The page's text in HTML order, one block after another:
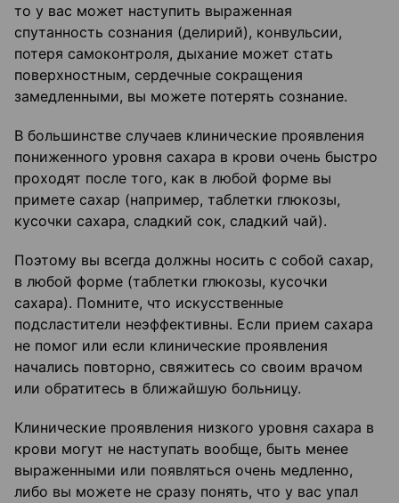
то у вас может наступить выраженная
спутанность сознания (делирий), конвульсии,
потеря самоконтроля, дыхание может стать
поверхностным, сердечные сокращения
замедленными, вы можете потерять сознание.
В большинстве случаев клинические проявления
пониженного уровня сахара в крови очень быстро
проходят после того, как в любой форме вы
примете сахар (например, таблетки глюкозы,
кусочки сахара, сладкий сок, сладкий чай).
Поэтому вы всегда должны носить с собой сахар,
в любой форме (таблетки глюкозы, кусочки
сахара). Помните, что искусственные
подсластители неэффективны. Если прием сахара
не помог или если клинические проявления
начались повторно, свяжитесь со своим врачом
или обратитесь в ближайшую больницу.
Клинические проявления низкого уровня сахара в
крови могут не наступать вообще, быть менее
выраженными или появляться очень медленно,
либо вы можете не сразу понять, что у вас упал